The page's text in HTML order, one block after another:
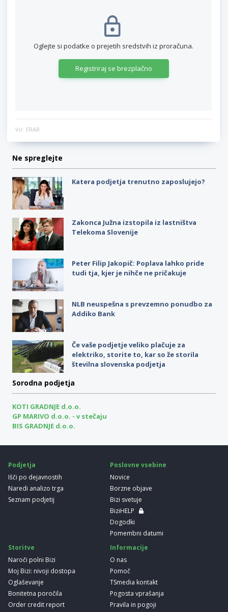
Oglejte si podatke o prejetih sredstvih iz proračuna.
Registriraj se brezplačno
Vir: ERAR
Ne spreglejte
Katera podjetja trenutno zaposlujejo?
Zakonca Južna izstopila iz lastništva
Telekoma Slovenije
Peter Filip Jakopič: Poplava lahko pride
tudi tja, kjer je nihče ne pričakuje
NLB neuspešna s prevzemno ponudbo za
Addiko Bank
Če vaše podjetje veliko plačuje za
elektriko, storite to, kar so že storila
številna slovenska podjetja
Sorodna podjetja
KOTI GRADNJE d.o.o.
GP MARIVO d.o.o. - v stečaju
BIS GRADNJE d.o.o.
Podjetja
Išči po dejavnostih
Naredi analizo trga
Seznam podjetij
Poslovne vsebine
Novice
Borzne objave
Bizi svetuje
BiziHELP
Dogodki
Pomembni datumi
Storitve
Naroči polni Bizi
Moj Bizi: nivoji dostopa
Oglaševanje
Bonitetna poročila
Order credit report
Informacije
O nas
Pomoč
TSmedia kontakt
Pogosta vprašanja
Pravila in pogoji